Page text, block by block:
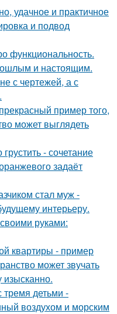
удачное и практичное
и подвод
функциональность.
и настоящим.
с чертежей, а с
пример того,
может выглядеть
- сочетание
задаёт
стал муж -
интерьеру.
руками:
квартиры - пример
может звучать
изысканно.
тремя детьми -
воздухом и морским